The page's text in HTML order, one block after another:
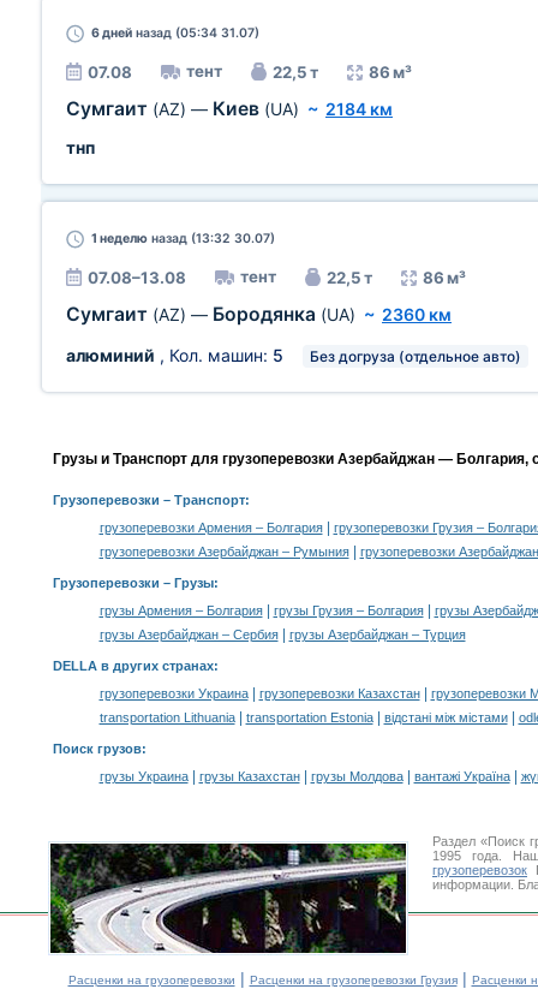
6 дней назад (05:34 31.07)
07.08 тент 22,5 т 86 м³
Сумгаит (AZ) — Киев (UA) ~ 2184 км
тнп
1 неделю назад (13:32 30.07)
07.08–13.08 тент 22,5 т 86 м³
Сумгаит (AZ) — Бородянка (UA) ~ 2360 км
алюминий , Кол. машин: 5 Без догруза (отдельное авто)
Грузы и Транспорт для грузоперевозки Азербайджан — Болгария,
Грузоперевозки – Транспорт:
грузоперевозки Армения – Болгария|
грузоперевозки Грузия –
грузоперевозки Азербайджан – Румыния| грузоперевозки
Грузоперевозки – Грузы:
грузы Армения – Болгария| грузы Грузия – Болгария|
грузы
грузы Азербайджан – Сербия| грузы Азербайджан – Турция
DELLA в других странах:
грузоперевозки Украина| грузоперевозки Казахстан|
грузоперевозки
transportation Lithuania| transportation Estonia| відстані між містами|
Поиск грузов:
грузы Украина| грузы Казахстан| грузы Молдова| вантажі Україна|
Раздел «Поиск
1995 года.
грузоперевозок
информации.
Расценки на грузоперевозки | Расценки на грузоперевозки Грузия| Расценки